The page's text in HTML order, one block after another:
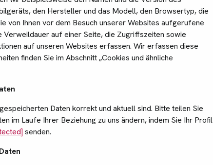
den Hersteller und das Modell, den Browsertyp, die
von Ihnen vor dem Besuch unserer Websites aufgerufene
Verweildauer auf einer Seite, die Zugriffszeiten sowie
auf unseren Websites erfassen. Wir erfassen diese
finden Sie im Abschnitt „Cookies und ähnliche
Daten korrekt und aktuell sind. Bitte teilen Sie
im Laufe Ihrer Beziehung zu uns ändern, indem Sie Ihr Profil
senden.